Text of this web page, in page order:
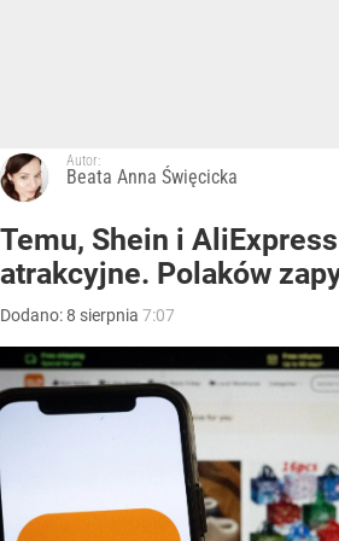
Autor:
Beata Anna Święcicka
Temu, Shein i
atrakcyjne. Polaków
Dodano:8 sierpnia 7:07